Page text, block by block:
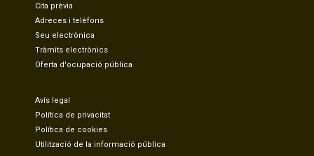
Cita prèvia
Adreces i telèfons
Seu electrònica
Tràmits electrònics
Oferta d'ocupació pública
Avís legal
Política de privacitat
Política de cookies
Utilització de la informació pública